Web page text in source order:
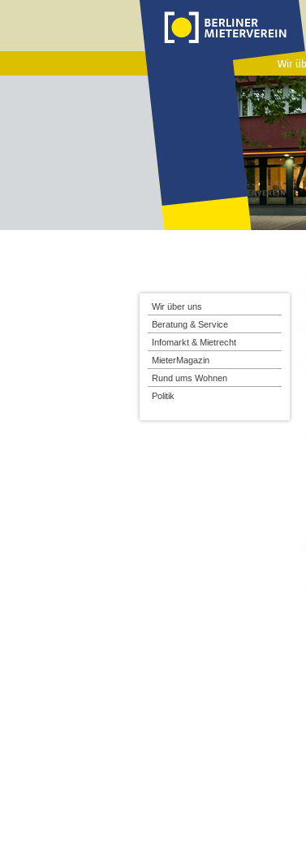
Wir
Wir über uns
Beratung & Service
Infomarkt & Mietrecht
MieterMagazin
Rund ums Wohnen
Politik